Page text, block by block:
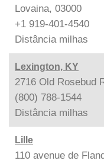
Lovaina, 03000
+1 919-401-4540
Distância milhas
Lexington, KY
2716 Old Rosebud
(800) 788-1544
Distância milhas
Lille
110 avenue de